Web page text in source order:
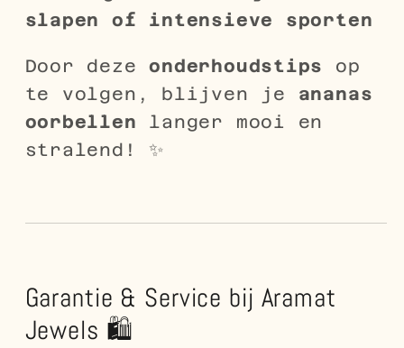
slapen of intensieve sporten
Door dezeonderhoudstips
op
te volgen, blijven je ananas
oorbellen langer mooi en
stralend! ✨
Garantie & Service bij Aramat
Jewels 🛍️